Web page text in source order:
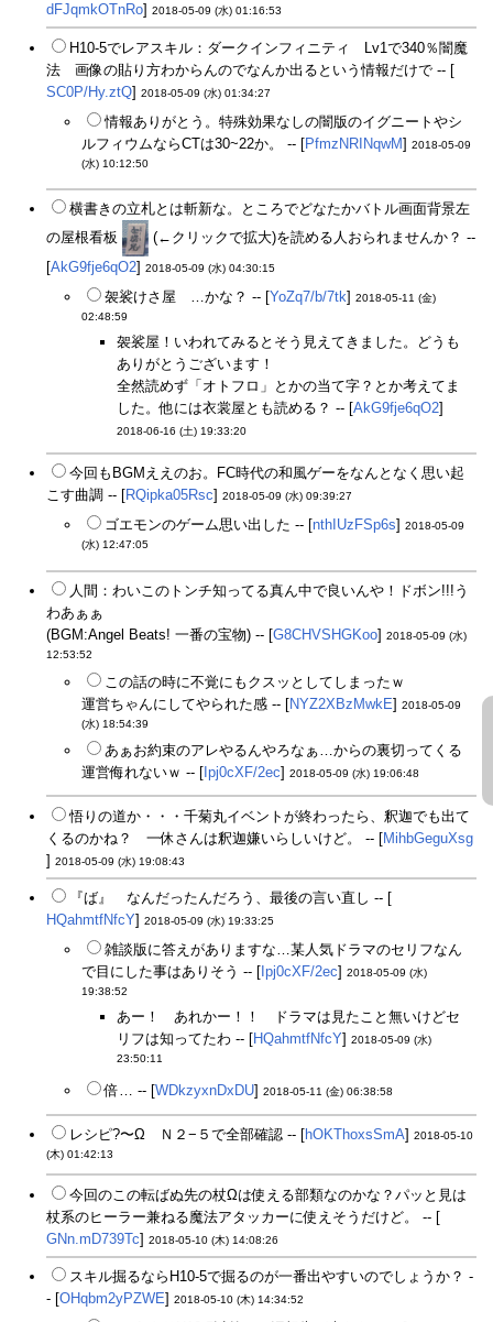
dFJqmkOTnRo] 2018-05-09 (水) 01:16:53
H10-5でレアスキル：ダークインフィニティ Lv1で340％闇魔
法 画像の貼り方わからんのでなんか出るという情報だけで -- [
SC0P/Hy.ztQ] 2018-05-09 (水) 01:34:27
情報ありがとう。特殊効果なしの闇版のイグニートやシ
ルフィウムならCTは30~22か。 -- [PfmzNRINqwM] 2018-05-09
(水) 10:12:50
横書きの立札とは斬新な。ところでどなたかバトル画面背景左
の屋根看板
(←クリックで拡大)を読める人おられませんか？ --
[AkG9fje6qO2] 2018-05-09 (水) 04:30:15
袈裟けさ屋 …かな？ -- [YoZq7/b/7tk] 2018-05-11 (金)
02:48:59
袈裟屋！いわれてみるとそう見えてきました。どうも
ありがとうございます！
全然読めず「オトフロ」とかの当て字？とか考えてま
した。他には衣裳屋とも読める？ -- [AkG9fje6qO2]
2018-06-16 (土) 19:33:20
今回もBGMええのお。FC時代の和風ゲーをなんとなく思い起
こす曲調 -- [RQipka05Rsc] 2018-05-09 (水) 09:39:27
ゴエモンのゲーム思い出した -- [nthIUzFSp6s] 2018-05-09
(水) 12:47:05
人間：わいこのトンチ知ってる真ん中で良いんや！ドボン!!!う
わあぁぁ
(BGM:Angel Beats! 一番の宝物) -- [G8CHVSHGKoo] 2018-05-09 (水)
12:53:52
この話の時に不覚にもクスッとしてしまったｗ
運営ちゃんにしてやられた感 -- [NYZ2XBzMwkE] 2018-05-09
(水) 18:54:39
あぁお約束のアレやるんやろなぁ…からの裏切ってくる
運営侮れないｗ -- [ Ipj0cXF/2ec] 2018-05-09 (水) 19:06:48
悟りの道か・・・千菊丸イベントが終わったら、釈迦でも出て
くるのかね？ 一休さんは釈迦嫌いらしいけど。 -- [MihbGeguXsg
] 2018-05-09 (水) 19:08:43
『ば』 なんだったんだろう、最後の言い直し -- [
HQahmtfNfcY] 2018-05-09 (水) 19:33:25
雑談版に答えがありますな…某人気ドラマのセリフなん
で目にした事はありそう -- [ Ipj0cXF/2ec] 2018-05-09 (水)
19:38:52
あー！ あれかー！！ ドラマは見たこと無いけどセ
リフは知ってたわ -- [HQahmtfNfcY] 2018-05-09 (水)
23:50:11
倍… -- [WDkzyxnDxDU] 2018-05-11 (金) 06:38:58
レシピ?〜Ω Ｎ２−５で全部確認 -- [hOKThoxsSmA] 2018-05-10
(木) 01:42:13
今回のこの転ばぬ先の杖Ωは使える部類なのかな？パッと見は
杖系のヒーラー兼ねる魔法アタッカーに使えそうだけど。 -- [
GNn.mD739Tc] 2018-05-10 (木) 14:08:26
スキル掘るならH10-5で掘るのが一番出やすいのでしょうか？ -
- [OHqbm2yPZWE] 2018-05-10 (木) 14:34:52